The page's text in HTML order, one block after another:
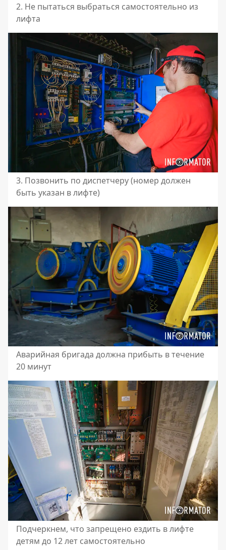
2. Не пытаться выбраться самостоятельно из
лифта
3. Позвонить по диспетчеру (номер должен
быть указан в лифте)
Аварийная бригада должна прибыть в течение
20 минут
Подчеркнем, что запрещено ездить в лифте
детям до 12 лет самостоятельно